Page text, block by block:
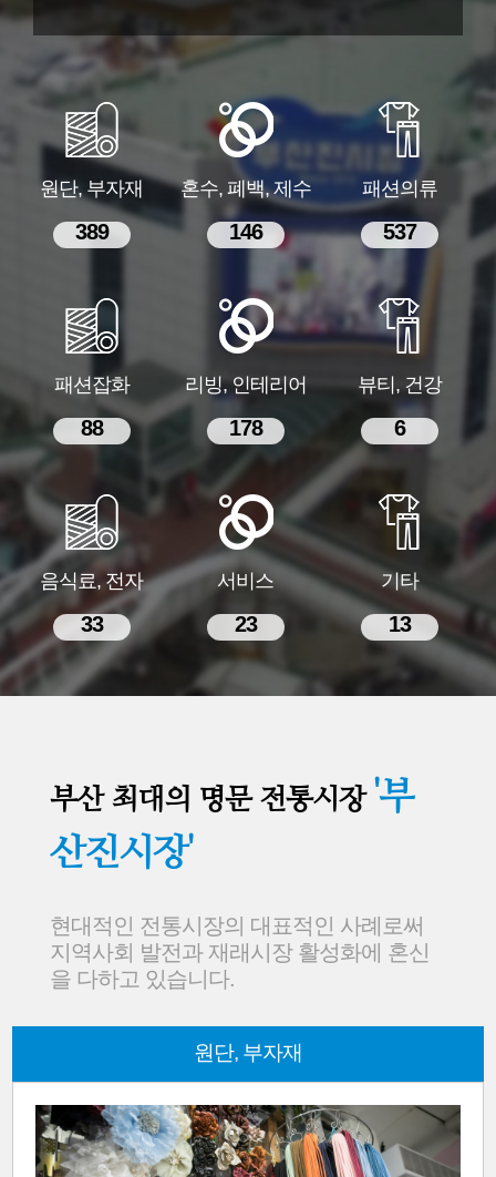
원단, 부자재
389
혼수, 폐백, 제수
146
패션의류
537
패션잡화
88
리빙, 인테리어
178
뷰티, 건강
6
음식료, 전자
33
서비스
23
기타
13
부산 최대의 명문 전통시장 '부
산진시장'
현대적인 전통시장의 대표적인 사례로써
지역사회 발전과 재래시장 활성화에 혼신
을 다하고 있습니다.
원단, 부자재